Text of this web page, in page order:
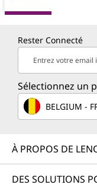
Rester Connecté
Entrez votre email
Sélectionnez un
BELGIUM -
À PROPOS DE
DES SOLUTIONS